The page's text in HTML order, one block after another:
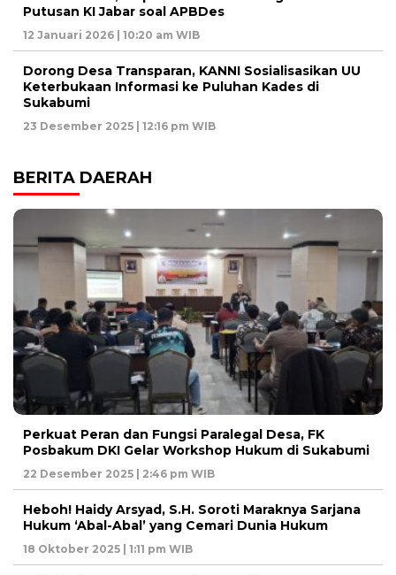
Putusan KI Jabar soal APBDes
12 Januari 2026 | 10:20 am WIB
Dorong Desa Transparan, KANNI Sosialisasikan UU
Keterbukaan Informasi ke Puluhan Kades di
Sukabumi
23 Desember 2025 | 12:16 pm WIB
BERITA DAERAH
Perkuat Peran dan Fungsi Paralegal Desa, FK
Posbakum DKI Gelar Workshop Hukum di Sukabumi
22 Desember 2025 | 2:46 pm WIB
Heboh! Haidy Arsyad, S.H. Soroti Maraknya Sarjana
Hukum ‘Abal-Abal’ yang Cemari Dunia Hukum
18 Oktober 2025 | 1:11 pm WIB